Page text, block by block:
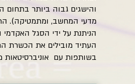
והישגים גבוה ביותר בתחום
מדעי המחשב, ומתמטיקה).
הניתנת על ידי הסגל
העתיד מובילים את הכשרת
בשותפות עם אוניברסיטאות